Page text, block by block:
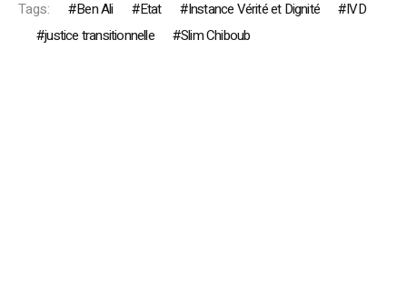
Tags: Ben Ali Etat Instance Vérité et Dignité
IVD
justice transitionnelle
Slim Chiboub